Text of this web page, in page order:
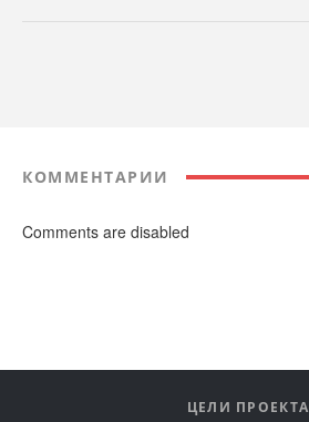
КОММЕНТАРИИ
Comments are disabled
ЦЕЛИ ПРОЕКТА